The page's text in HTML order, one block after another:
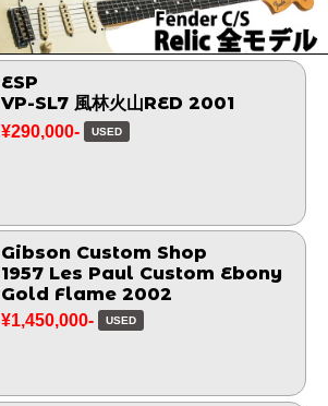
ESP
VP-SL7 風林火山RED 2001
¥290,000- USED
Gibson Custom Shop
1957 Les Paul Custom Ebony
Gold Flame 2002
¥1,450,000- USED